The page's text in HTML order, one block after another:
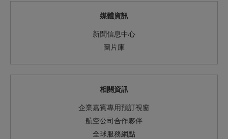
媒體資訊
新聞信息中心
圖片庫
相關資訊
企業嘉賓專用預訂視窗
航空公司合作夥伴
全球服務網點